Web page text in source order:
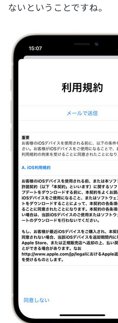
ないということですね。